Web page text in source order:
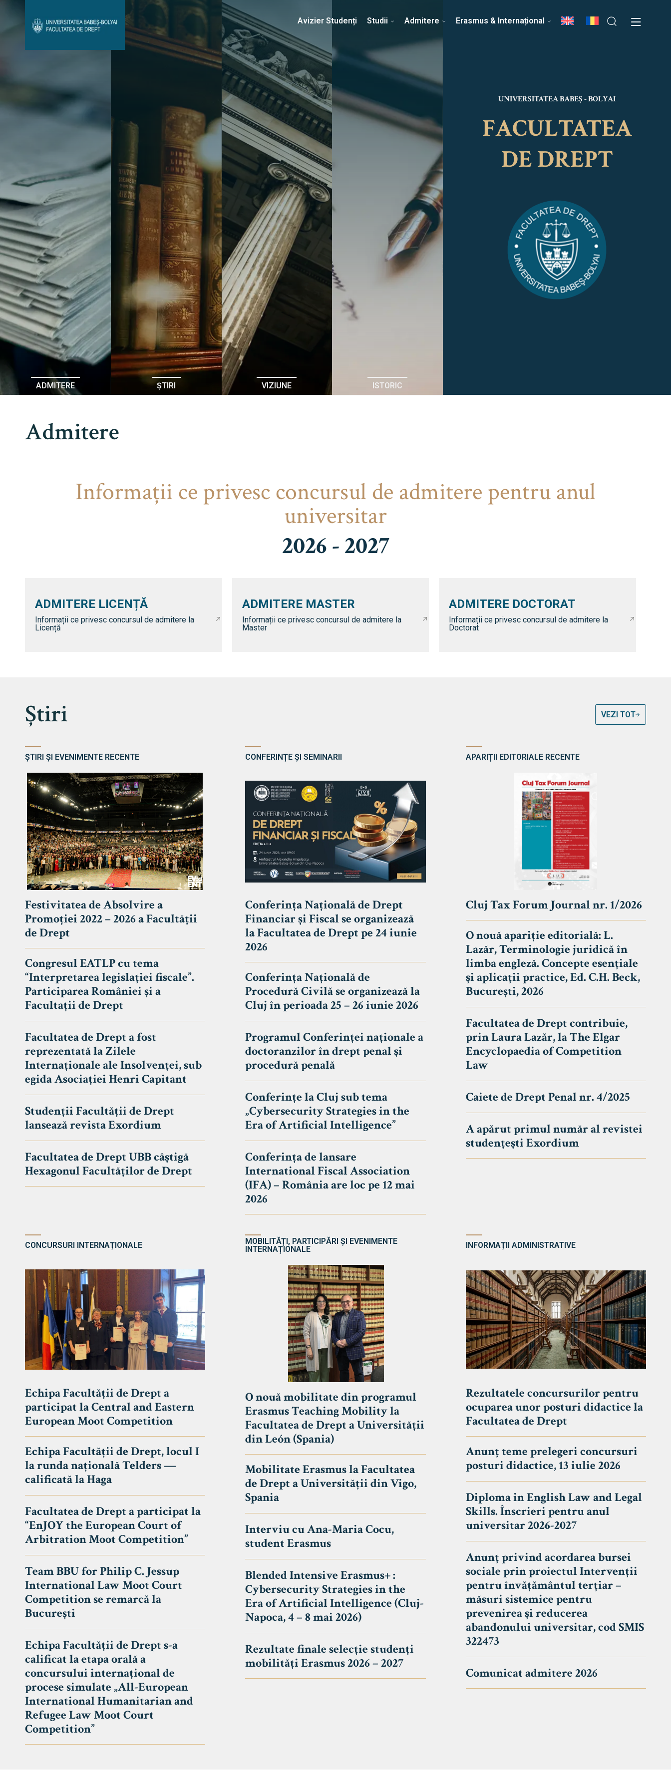
Avizier Studenți Admitere Erasmus & Internațional Despre Facultate Știri Echipa Facultății
Contact
UNIVERSITATEA BABEȘ - BOLYAI
FACULTATEA
DE DREPT
Avizier Studenți
Studii
Admitere
Erasmus & Internațional
Știri
Echipa Facultății
Bibliotecă & Reviste
Avizier Studenți Studii Admitere Erasmus & Internațional
ADMITERE ȘTIRI VIZIUNE ISTORIC
UNIVERSITATEA BABEȘ - BOLYAI
FACULTATEA
DE DREPT
Admitere
Informaţii ce privesc concursul de admitere pentru anul
universitar
2026 - 2027
ADMITERE LICENȚĂ
Informații ce privesc concursul de admitere la
Licență
ADMITERE MASTER
Informații ce privesc concursul de admitere la
Master
ADMITERE DOCTORAT
Informații ce privesc concursul de admitere la
Doctorat
Știri VEZI TOT
ȘTIRI ȘI EVENIMENTE RECENTE
Festivitatea de Absolvire a
Promoției 2022 – 2026 a Facultății
de Drept
Congresul EATLP cu tema
“Interpretarea legislației fiscale”.
Participarea României și a
Facultații de Drept
Facultatea de Drept a fost
reprezentată la Zilele
Internaționale ale Insolvenței, sub
egida Asociației Henri Capitant
Studenții Facultății de Drept
lansează revista Exordium
Facultatea de Drept UBB câștigă
Hexagonul Facultăților de Drept
CONFERINȚE ȘI SEMINARII
Conferința Națională de Drept
Financiar și Fiscal se organizează
la Facultatea de Drept pe 24 iunie
2026
Conferința Națională de
Procedură Civilă se organizează la
Cluj în perioada 25 – 26 iunie 2026
Programul Conferinței naționale a
doctoranzilor în drept penal și
procedură penală
Conferințe la Cluj sub tema
„Cybersecurity Strategies in the
Era of Artificial Intelligence”
Conferința de lansare
International Fiscal Association
(IFA) – România are loc pe 12 mai
2026
APARIȚII EDITORIALE RECENTE
Cluj Tax Forum Journal nr. 1/2026
O nouă apariție editorială: L.
Lazăr, Terminologie juridică în
limba engleză. Concepte esențiale
și aplicații practice, Ed. C.H. Beck,
București, 2026
Facultatea de Drept contribuie,
prin Laura Lazăr, la The Elgar
Encyclopaedia of Competition
Law
Caiete de Drept Penal nr. 4/2025
A apărut primul număr al revistei
studențești Exordium
CONCURSURI INTERNAȚIONALE
Echipa Facultății de Drept a
participat la Central and Eastern
European Moot Competition
Echipa Facultății de Drept, locul I
la runda națională Telders —
calificată la Haga
Facultatea de Drept a participat la
“EnJOY the European Court of
Arbitration Moot Competition”
Team BBU for Philip C. Jessup
International Law Moot Court
Competition se remarcă la
București
Echipa Facultății de Drept s-a
calificat la etapa orală a
concursului internațional de
procese simulate „All-European
International Humanitarian and
Refugee Law Moot Court
Competition”
MOBILITĂȚI, PARTICIPĂRI ȘI EVENIMENTE
INTERNAȚIONALE
O nouă mobilitate din programul
Erasmus Teaching Mobility la
Facultatea de Drept a Universității
din León (Spania)
Mobilitate Erasmus la Facultatea
de Drept a Universității din Vigo,
Spania
Interviu cu Ana-Maria Cocu,
student Erasmus
Blended Intensive Erasmus+ :
Cybersecurity Strategies in the
Era of Artificial Intelligence (Cluj-
Napoca, 4 – 8 mai 2026)
Rezultate finale selecție studenți
mobilități Erasmus 2026 – 2027
INFORMAȚII ADMINISTRATIVE
Rezultatele concursurilor pentru
ocuparea unor posturi didactice la
Facultatea de Drept
Anunț teme prelegeri concursuri
posturi didactice, 13 iulie 2026
Diploma in English Law and Legal
Skills. Înscrieri pentru anul
universitar 2026-2027
Anunț privind acordarea bursei
sociale prin proiectul Intervenții
pentru învățământul terțiar –
măsuri sistemice pentru
prevenirea și reducerea
abandonului universitar, cod SMIS
322473
Comunicat admitere 2026